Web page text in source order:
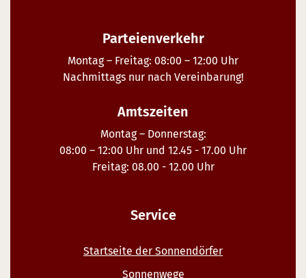
Parteienverkehr
Montag – Freitag: 08:00 – 12:00 Uhr
Nachmittags nur nach Vereinbarung!
Amtszeiten
Montag – Donnerstag:
08:00 – 12:00 Uhr und 12.45 - 17.00 Uhr
Freitag: 08.00 - 12.00 Uhr
Service
Startseite der Sonnendörfer
Sonnenwege